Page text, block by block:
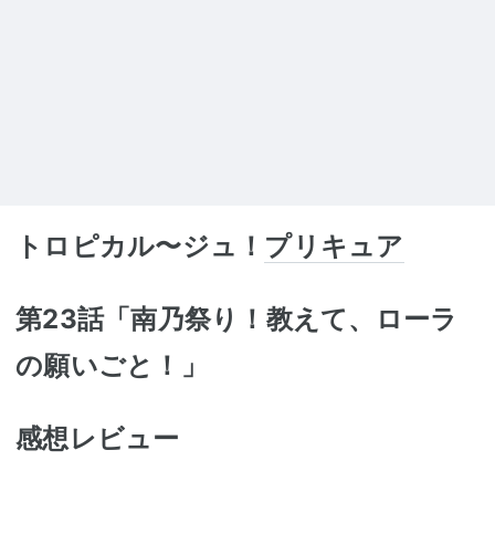
トロピカル〜ジュ！ プリキュア
第23話「南乃祭り！教えて、ローラ
の願いごと！」
感想レビュー